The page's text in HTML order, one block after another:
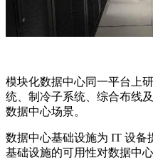
模块化数据中心同一平台上
统、制冷子系统、综合布线
数据中心场景。
数据中心基础设施为 IT 设备
基础设施的可用性对数据中